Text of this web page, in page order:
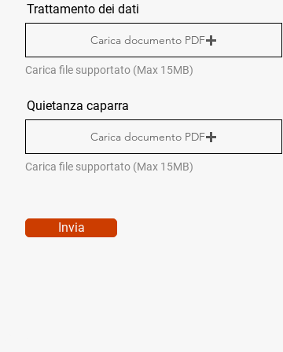
Trattamento dei dati
Carica documento PDF
Carica file supportato (Max 15MB)
Quietanza caparra
Carica documento PDF
Carica file supportato (Max 15MB)
Invia